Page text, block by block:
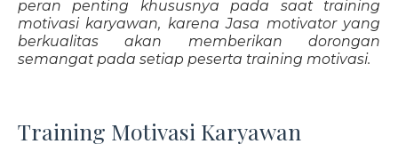
peran penting khususnya pada saat training
motivasi karyawan, karena Jasa motivator yang
berkualitas akan memberikan dorongan
semangat pada setiap peserta training motivasi.
Training Motivasi Karyawan